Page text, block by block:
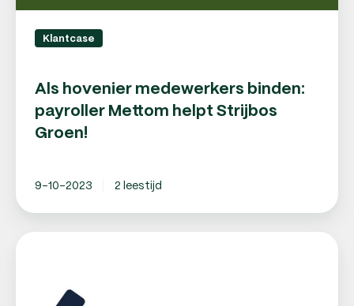
Klantcase
Als hovenier medewerkers binden:
payroller Mettom helpt Strijbos
Groen!
9-10-2023 2 leestijd